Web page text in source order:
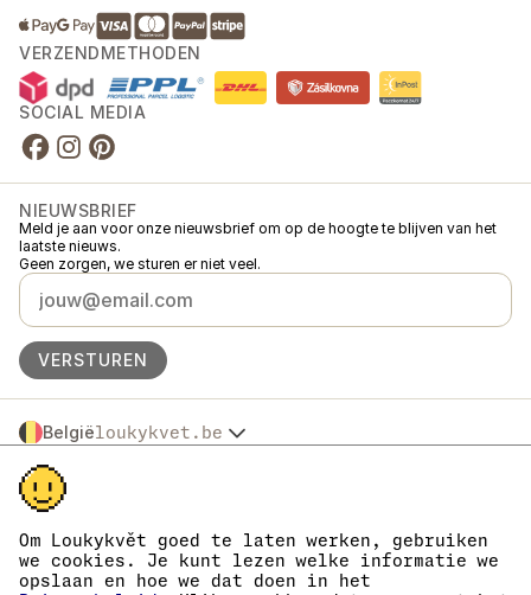
Om Loukykvět goed te laten werken, gebruiken
we cookies. Je kunt lezen welke informatie we
opslaan en hoe we dat doen in het
VERZENDMETHODEN
SOCIAL MEDIA
NIEUWSBRIEF
Meld je aan voor onze nieuwsbrief om op de hoogte te blijven van het
laatste nieuws.
Geen zorgen, we sturen er niet veel.
VERSTUREN
Belgiëloukykvet.be
Slovensko
Polska
Österreich
Deutschland
France
© 2016 →
Loukykvět s.r.o. staat ingeschreven in het handelsregister van de
We zijn aangesloten bij het EKO-KOM-systeem onder nummer
EKF00180493.
Wij geven plantenpaspoorten af onder registratienummer 0636.
Ons registratienummer is 05663687, het btw-nummer is CZ05663687.